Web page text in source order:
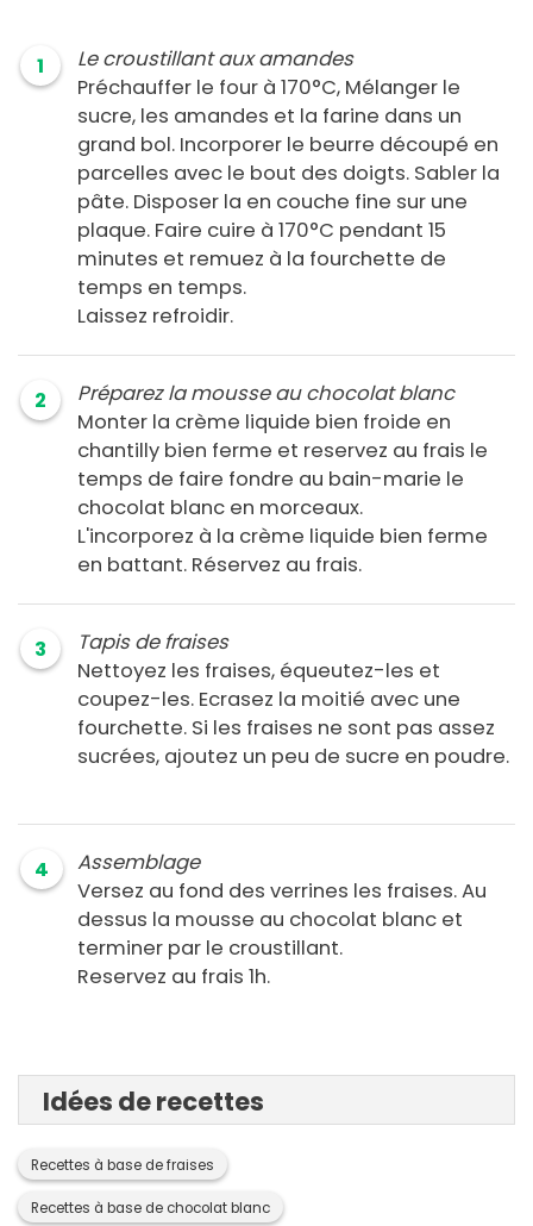
1
Le croustillant aux amandes
Préchauffer le four à 170°C, Mélanger le
sucre, les amandes et la farine dans un
grand bol. Incorporer le beurre découpé en
parcelles avec le bout des doigts. Sabler la
pâte. Disposer la en couche fine sur une
plaque. Faire cuire à 170°C pendant 15
minutes et remuez à la fourchette de
temps en temps.
Laissez refroidir.
2
Préparez la mousse au chocolat blanc
Monter la crème liquide bien froide en
chantilly bien ferme et reservez au frais le
temps de faire fondre au bain-marie le
chocolat blanc en morceaux.
L'incorporez à la crème liquide bien ferme
en battant. Réservez au frais.
3
Tapis de fraises
Nettoyez les fraises, équeutez-les et
coupez-les. Ecrasez la moitié avec une
fourchette. Si les fraises ne sont pas assez
sucrées, ajoutez un peu de sucre en poudre.
4
Assemblage
Versez au fond des verrines les fraises. Au
dessus la mousse au chocolat blanc et
terminer par le croustillant.
Reservez au frais 1h.
Idées de recettes
Recettes à base de fraises
Recettes à base de chocolat blanc